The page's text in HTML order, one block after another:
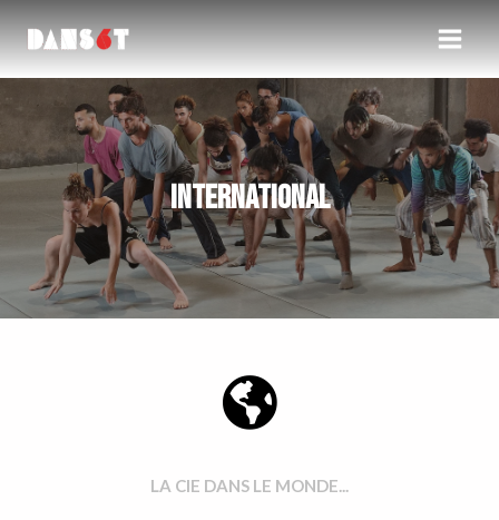
INTERNATIONAL
LA CIE DANS LE MONDE...